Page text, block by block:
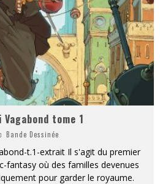
tome 1
Bande Dessinée
t.1-extrait Il s'agit du premier
fantasy où des familles devenues
pour garder le royaume.